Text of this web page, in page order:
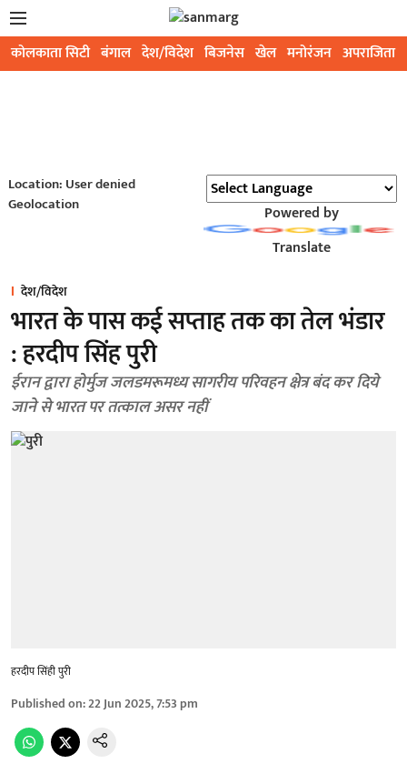
कोलकाता सिटी बंगाल देश/विदेश बिजनेस खेल मनोरंजन अपराजिता
Location: User denied
Geolocation
Powered by
Translate
देश/विदेश
भारत के पास कई सप्ताह तक का तेल भंडार
: हरदीप सिंह पुरी
ईरान द्वारा होर्मुज जलडमरूमध्य सागरीय परिवहन क्षेत्र बंद कर दिये
जाने से भारत पर तत्काल असर नहीं
हरदीप सिंही पुरी
Published on:22 Jun 2025, 7:53 pm